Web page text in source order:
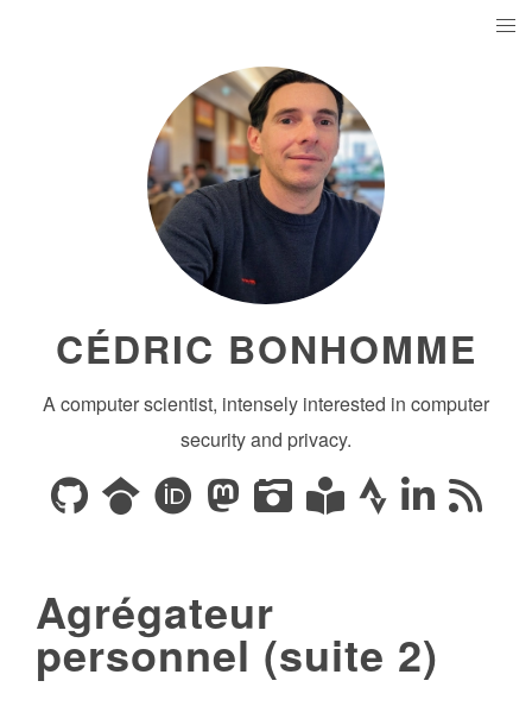
CÉDRIC BONHOMME
A computer scientist, intensely interested in computer
security and privacy.
Agrégateur
personnel (suite 2)